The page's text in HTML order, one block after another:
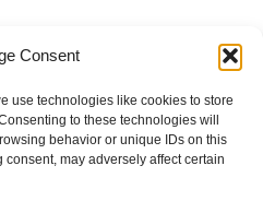
Consent
use technologies like cookies to store
to these technologies will
behavior or unique IDs on this
may adversely affect certain
Cantina Tollo – Abruzzon viinien
– Ortega Ezquerro Vino de
€)
– Ortega Ezquerro Vino de